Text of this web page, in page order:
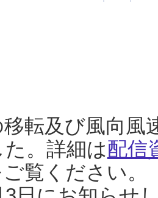
転及び風向風
。詳細は配信
ご覧ください。